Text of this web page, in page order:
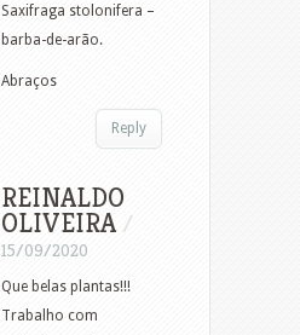
Saxifraga stolonifera –
barba-de-arão.
Abraços
Reply
REINALDO
OLIVEIRA/
15/09/2020
Que belas plantas!!!
Trabalho com